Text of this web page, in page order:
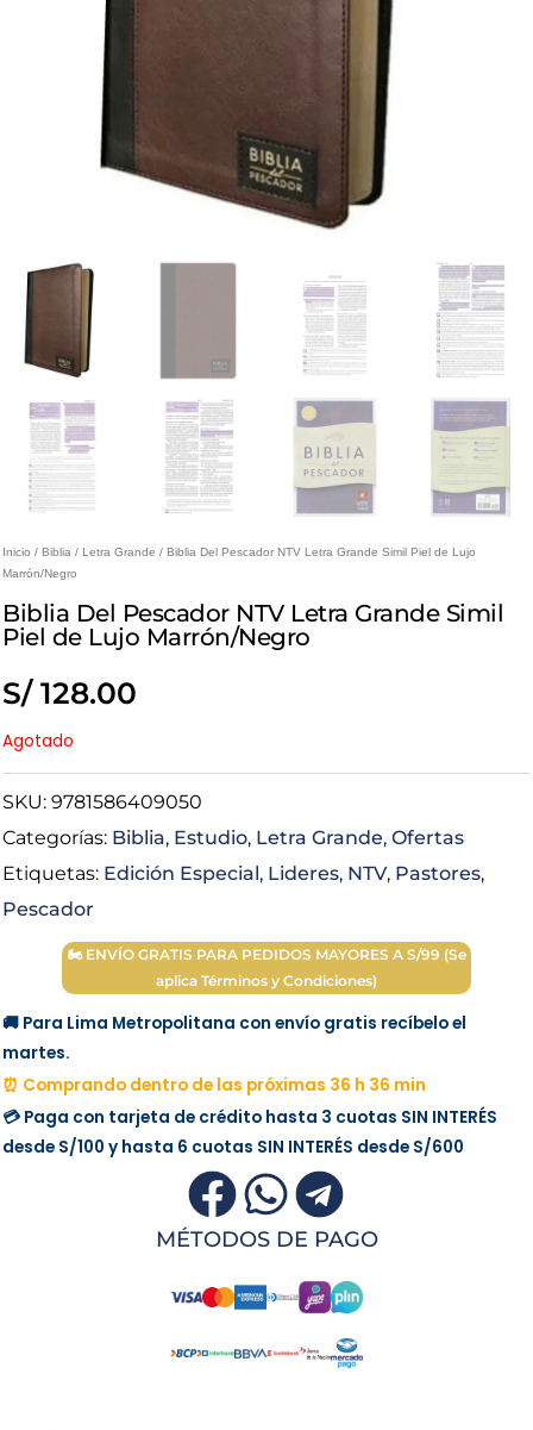
Inicio / Biblia / Letra Grande / Biblia Del Pescador NTV Letra Grande Simil Piel de Lujo
Marrón/Negro
Biblia Del Pescador NTV Letra Grande Simil
Piel de Lujo Marrón/Negro
S/128.00
Agotado
SKU: 9781586409050
Categorías: Biblia, Estudio, Letra Grande, Ofertas
Etiquetas: Edición Especial, Lideres, NTV, Pastores,
Pescador
🏍 ENVÍO GRATIS PARA PEDIDOS MAYORES A S/99 (Se
aplica Términos y Condiciones)
🚚 Para Lima Metropolitana con envío gratis recíbelo el
martes.
⏰ Comprando dentro de las próximas 36 h 36 min
💳 Paga con tarjeta de crédito hasta 3 cuotas SIN INTERÉS
desde S/100 y hasta 6 cuotas SIN INTERÉS desde S/600
MÉTODOS DE PAGO